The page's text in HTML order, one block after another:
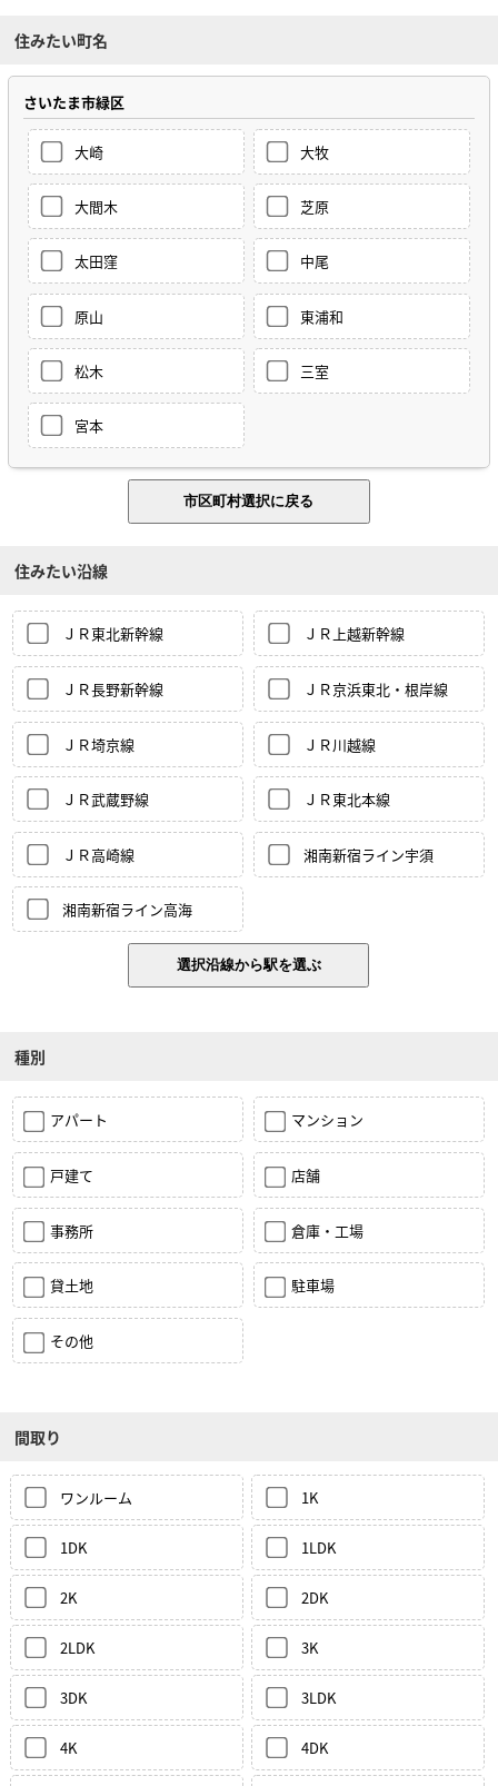
住みたい町名
さいたま市緑区
大崎 大牧
大間木 芝原
太田窪 中尾
原山 東浦和
松木 三室
宮本
住みたい沿線
ＪＲ東北新幹線 ＪＲ上越新幹線
ＪＲ長野新幹線 ＪＲ京浜東北・根岸線
ＪＲ埼京線 ＪＲ川越線
ＪＲ武蔵野線 ＪＲ東北本線
ＪＲ高崎線 湘南新宿ライン宇須
湘南新宿ライン高海
種別
アパート マンション
戸建て 店舗
事務所 倉庫・工場
貸土地 駐車場
その他
間取り
ワンルーム 1K
1DK 1LDK
2K 2DK
2LDK 3K
3DK 3LDK
4K 4DK